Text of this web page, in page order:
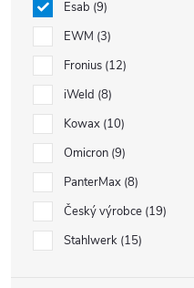
Esab 9
EWM 3
Fronius 12
iWeld 8
Kowax 10
Omicron 9
PanterMax 8
Český výrobce 19
Stahlwerk 15